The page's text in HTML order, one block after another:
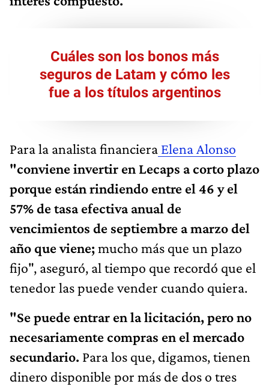
Cuáles son los bonos más
seguros de Latam y cómo les
fue a los títulos argentinos
Para la analista financiera Elena Alonso
"conviene invertir en Lecaps a corto plazo
porque están rindiendo entre el 46 y el
57% de tasa efectiva anual de
vencimientos de septiembre a marzo del
año que viene;mucho más que un plazo
fijo", aseguró, al tiempo que recordó que el
tenedor las puede vender cuando quiera.
"Se puede entrar en la licitación, pero no
necesariamente compras en el mercado
secundario. Para los que, digamos, tienen
dinero disponible por más de dos o tres